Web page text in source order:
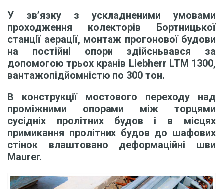
У зв’язку з ускладненими умовами
проходження колекторів Бортницької
станції аерації, монтаж прогонової будови
на постійні опори здійсньвався за
допомогою трьох кранів Liebherr LTM 1300,
вантажопідйомністю по 300 тон.
В конструкції мостового переходу над
проміжними опорами між торцями
сусідніх пролітних будов і в місцях
примикання пролітних будов до шафових
стінок влаштовано деформаційні шви
Maurer.